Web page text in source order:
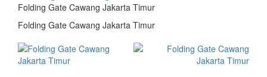
Folding Gate Cawang Jakarta Timur
Folding Gate Cawang Jakarta Timur